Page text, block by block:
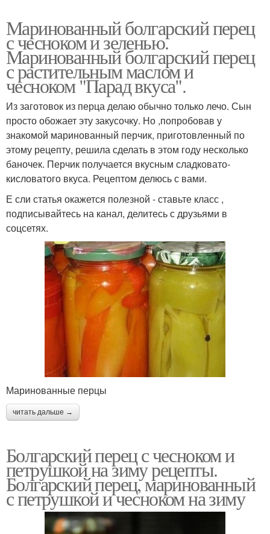
Маринованный болгарский перец
с чесноком и зеленью.
Маринованный болгарский перец
с растительным маслом и
чесноком "Парад вкуса".
Из заготовок из перца делаю обычно только лечо. Сын
просто обожает эту закусочку. Но ,попробовав у
знакомой маринованный перчик, приготовленный по
этому рецепту, решила сделать в этом году несколько
баночек. Перчик получается вкусным сладковато-
кисловатого вкуса. Рецептом делюсь с вами.
Е сли статья окажется полезной - ставьте класс ,
подписывайтесь на канал, делитесь с друзьями в
соцсетях.
Маринованные перцы
читать дальше →
Болгарский перец с чесноком и
петрушкой на зиму рецепты.
Болгарский перец, маринованный
с петрушкой и чесноком на зиму